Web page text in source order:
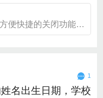
是不是应该在显著位置提供方便快捷的关闭功能，让人们自己选择接受还是拒绝它的热心服务呢？
1
名出生日期，学校